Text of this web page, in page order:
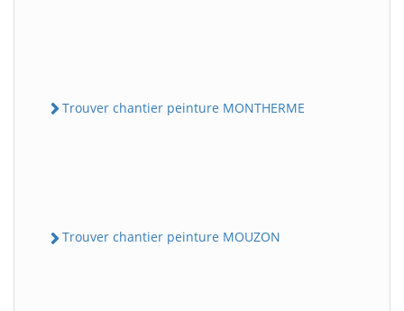
Trouver chantier peinture MONTHERME
Trouver chantier peinture MOUZON